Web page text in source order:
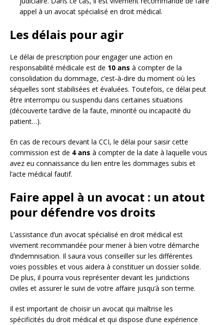
appel à un avocat spécialisé en droit médical.
Les délais pour agir
Le délai de prescription pour engager une action en
responsabilité médicale est de 10 ans à compter de la
consolidation du dommage, c’est-à-dire du moment où les
séquelles sont stabilisées et évaluées. Toutefois, ce délai peut
être interrompu ou suspendu dans certaines situations
(découverte tardive de la faute, minorité ou incapacité du
patient…).
En cas de recours devant la CCI, le délai pour saisir cette
commission est de 4 ans à compter de la date à laquelle vous
avez eu connaissance du lien entre les dommages subis et
l’acte médical fautif.
Faire appel à un avocat : un atout
pour défendre vos droits
L’assistance d’un avocat spécialisé en droit médical est
vivement recommandée pour mener à bien votre démarche
d’indemnisation. Il saura vous conseiller sur les différentes
voies possibles et vous aidera à constituer un dossier solide.
De plus, il pourra vous représenter devant les juridictions
civiles et assurer le suivi de votre affaire jusqu’à son terme.
Il est important de choisir un avocat qui maîtrise les
spécificités du droit médical et qui dispose d’une expérience